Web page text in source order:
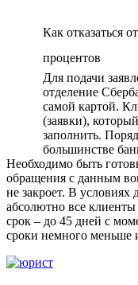
Как отказаться
процентов
Для подачи
отделение
самой картой.
(заявки),
заполнить.
большинстве
Необходимо быть
обращения с данным
не закроет. В
абсолютно все
срок – до 45 дней с
сроки немного меньше